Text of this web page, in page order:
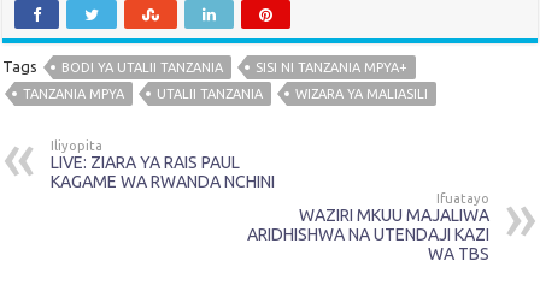
Tags BODI YA UTALII TANZANIA
SISI NI TANZANIA MPYA+
TANZANIA MPYA
UTALII TANZANIA WIZARA YA MALIASILI
Iliyopita
LIVE: ZIARA YA RAIS PAUL
KAGAME WA RWANDA NCHINI
Ifuatayo
WAZIRI MKUU MAJALIWA
ARIDHISHWA NA UTENDAJI KAZI
WA TBS